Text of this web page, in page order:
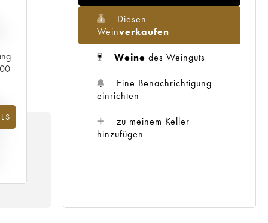
Diesen
Weinverkaufen
Weine des Weinguts
Eine Benachrichtigung
einrichten
zu meinem Keller
hinzufügen